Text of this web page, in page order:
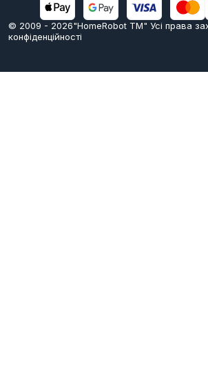
© 2009 - 2026"HomeRobot ТМ" Усi права
конфіденційності